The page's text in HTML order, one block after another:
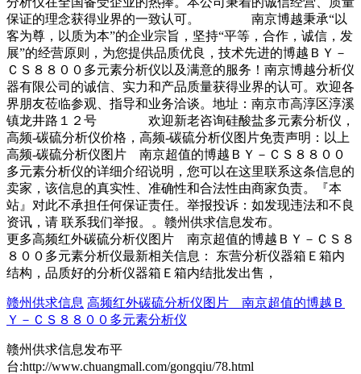
保证的理念获得业界的一致认可。 南京博越秉承“以
客为尊，以质为本”的企业宗旨，坚持“平等，合作，诚信，发
展”的经营原则，为您提供品质优良，技术先进的博越ＢＹ－
ＣＳ８８００多元素分析仪以及满意的服务！南京博越分析仪
器有限公司的诚信、实力和产品质量获得业界的认可。欢迎各
界朋友莅临参观、指导和业务洽谈。地址：南京市高淳区淳溪
镇龙井路１２号 欢迎新老咨询硅酸盐多元素分析仪，
高频-碳硫分析仪价格，高频-碳硫分析仪图片免责声明：以上
高频-碳硫分析仪图片 南京超值的博越ＢＹ－ＣＳ８８００
多元素分析仪的详细介绍说明，您可以在这里联系这条信息的
卖家，该信息的真实性、准确性和合法性由商家负责。『本
站』对此不承担任何保证责任。举报投诉：如发现违法和不良
资讯，请 联系我们举报。。赣州供求信息发布。
更多高频红外碳硫分析仪图片 南京超值的博越ＢＹ－ＣＳ８
８００多元素分析仪最新相关信息： 东营分析仪器箱Ｅ箱内
结构，品质好的分析仪器箱Ｅ箱内结批发出售，
赣州供求信息 高频红外碳硫分析仪图片 南京超值的博越Ｂ
Ｙ－ＣＳ８８００多元素分析仪
赣州供求信息发布平
台:http://www.chuangmall.com/gongqiu/78.html